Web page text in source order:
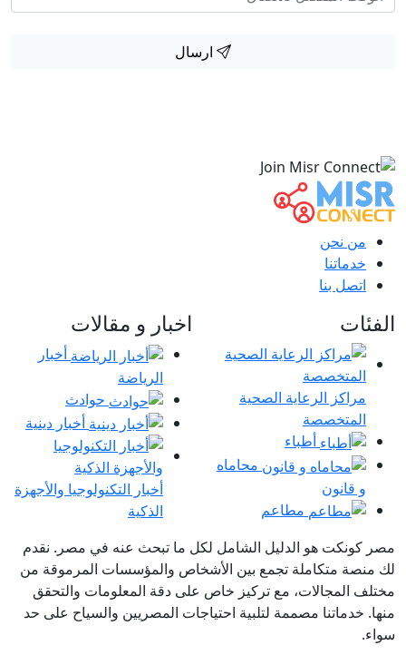
ارسال
من نحن
خدماتنا
اتصل بنا
الفئات
مراكز الرعاية الصحية
المتخصصة
أطباء
محاماه
و قانون
مطاعم
اخبار و مقالات
أخبار
الرياضة
حوادث
أخبار دينية
أخبار التكنولوجيا والأجهزة
الذكية
مصر كونكت هو الدليل الشامل لكل ما تبحث عنه في مصر. نقدم
لك منصة متكاملة تجمع بين الأشخاص والمؤسسات المرموقة من
مختلف المجالات، مع تركيز خاص على دقة المعلومات والتحقق
منها. خدماتنا مصممة لتلبية احتياجات المصريين والسياح على حد
سواء.